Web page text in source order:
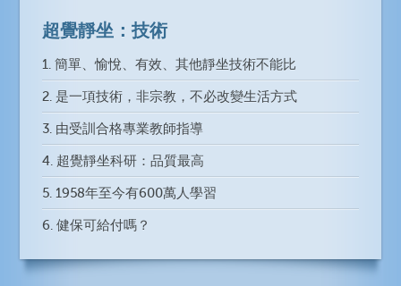
超覺靜坐：技術
1. 簡單、愉悅、有效、其他靜坐技術不能比
2. 是一項技術，非宗教，不必改變生活方式
3. 由受訓合格專業教師指導
4. 超覺靜坐科研：品質最高
5. 1958年至今有600萬人學習
6. 健保可給付嗎？